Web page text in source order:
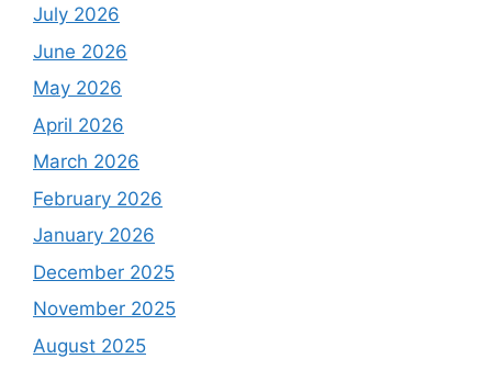
July 2026
June 2026
May 2026
April 2026
March 2026
February 2026
January 2026
December 2025
November 2025
August 2025